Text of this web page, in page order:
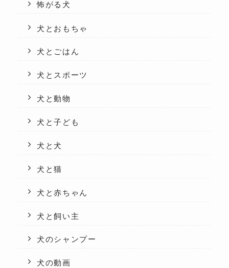
怖がる犬
犬とおもちゃ
犬とごはん
犬とスポーツ
犬と動物
犬と子ども
犬と犬
犬と猫
犬と赤ちゃん
犬と飼い主
犬のシャンプー
犬の動画